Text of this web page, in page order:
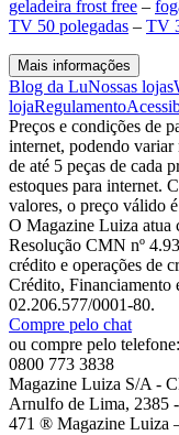
geladeira frost free –
TV 50 polegadas – TV
Mais informações
Blog da LuNossas lojas
lojaRegulamento
Preços e condições de
internet, podendo variar
de até 5 peças de cada
estoques para internet.
valores, o preço válido
O Magazine Luiza atua
Resolução CMN nº
crédito e operações de
Crédito, Financiamento
02.206.577/0001-80.
Compre pelo chat
ou compre pelo telefone:
0800 773 3838
Magazine Luiza S/A -
Arnulfo de Lima, 2385
471 ® Magazine Luiza